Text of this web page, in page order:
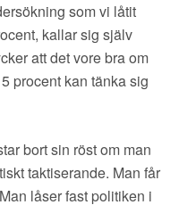
som vi låtit
kallar sig själv
att det vore bra om
procent kan tänka sig
bort sin röst om man
taktiserande. Man får
låser fast politiken i